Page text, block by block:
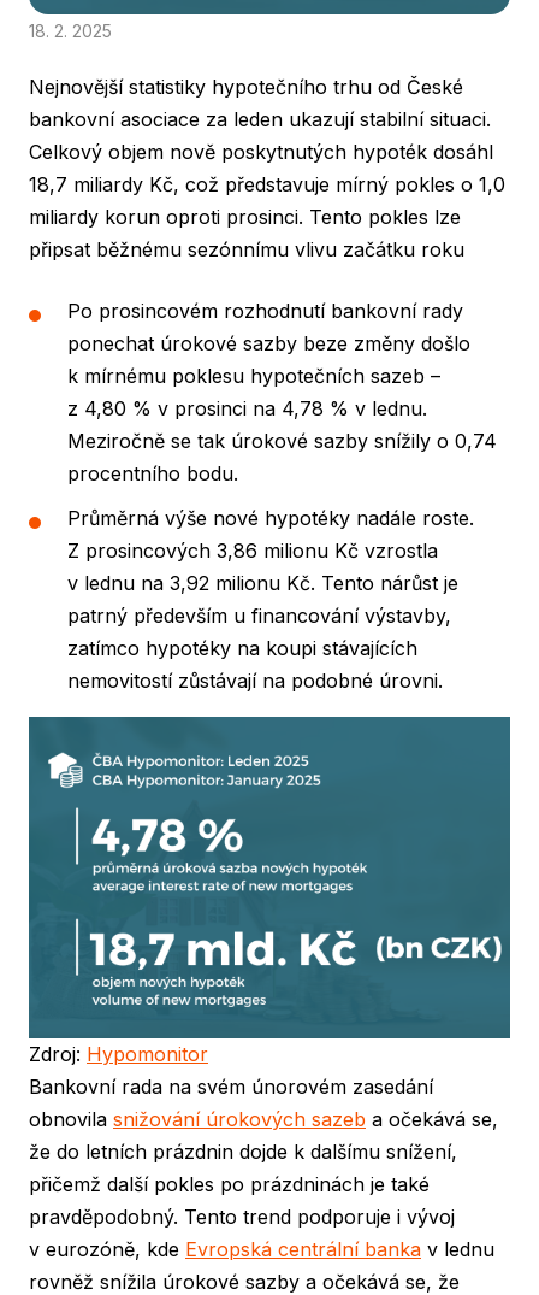
18. 2. 2025
Nejnovější statistiky hypotečního trhu od České
bankovní asociace za leden ukazují stabilní situaci.
Celkový objem nově poskytnutých hypoték dosáhl
18,7 miliardy Kč, což představuje mírný pokles o 1,0
miliardy korun oproti prosinci. Tento pokles lze
připsat běžnému sezónnímu vlivu začátku roku
Po prosincovém rozhodnutí bankovní rady
ponechat úrokové sazby beze změny došlo
k mírnému poklesu hypotečních sazeb –
z 4,80 % v prosinci na 4,78 % v lednu.
Meziročně se tak úrokové sazby snížily o 0,74
procentního bodu.
Průměrná výše nové hypotéky nadále roste.
Z prosincových 3,86 milionu Kč vzrostla
v lednu na 3,92 milionu Kč. Tento nárůst je
patrný především u financování výstavby,
zatímco hypotéky na koupi stávajících
nemovitostí zůstávají na podobné úrovni.
Zdroj: Hypomonitor
Bankovní rada na svém únorovém zasedání
obnovila snižování úrokových sazeb a očekává se,
že do letních prázdnin dojde k dalšímu snížení,
přičemž další pokles po prázdninách je také
pravděpodobný. Tento trend podporuje i vývoj
v eurozóně, kde Evropská centrální banka v lednu
rovněž snížila úrokové sazby a očekává se, že